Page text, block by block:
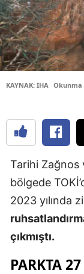
KAYNAK: İHA Okunma
Tarihi Zağnos
bölgede
2023 yılında
çıkmıştı.
PARKTA